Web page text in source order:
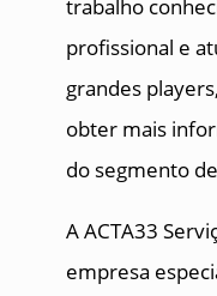
trabalho
profissional e
grandes
obter mais
do segmento
A ACTA33
empresa